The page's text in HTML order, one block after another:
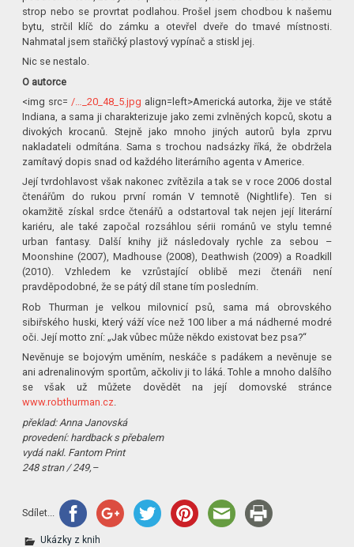
strop nebo se provrtat podlahou. Prošel jsem chodbou k našemu
bytu, strčil klíč do zámku a otevřel dveře do tmavé místnosti.
Nahmatal jsem stařičký plastový vypínač a stiskl jej.
Nic se nestalo.
O autorce
<img src= /…_20_48_5.jpg align=left>Americká autorka, žije ve státě
Indiana, a sama ji charakterizuje jako zemi zvlněných kopců, skotu a
divokých krocanů. Stejně jako mnoho jiných autorů byla zprvu
nakladateli odmítána. Sama s trochou nadsázky říká, že obdržela
zamítavý dopis snad od každého literárního agenta v Americe.
Její tvrdohlavost však nakonec zvítězila a tak se v roce 2006 dostal
čtenářům do rukou první román V temnotě (Nightlife). Ten si
okamžitě získal srdce čtenářů a odstartoval tak nejen její literární
kariéru, ale také započal rozsáhlou sérii románů ve stylu temné
urban fantasy. Další knihy již následovaly rychle za sebou –
Moonshine (2007), Madhouse (2008), Deathwish (2009) a Roadkill
(2010). Vzhledem ke vzrůstající oblibě mezi čtenáři není
pravděpodobné, že se pátý díl stane tím posledním.
Rob Thurman je velkou milovnicí psů, sama má obrovského
sibiřského huski, který váží více než 100 liber a má nádherné modré
oči. Její motto zní: „Jak vůbec může někdo existovat bez psa?“
Nevěnuje se bojovým uměním, neskáče s padákem a nevěnuje se
ani adrenalinovým sportům, ačkoliv ji to láká. Tohle a mnoho dalšího
se však už můžete dovědět na její domovské stránce
www.robthurman.cz.
překlad: Anna Janovská
provedení: hardback s přebalem
vydá nakl. Fantom Print
248 stran / 249,–
Sdílet...
Ukázky z knih